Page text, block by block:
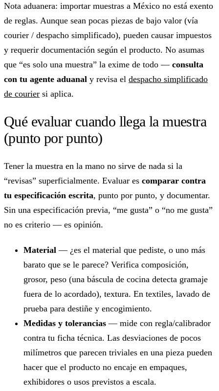
Nota aduanera: importar muestras a México no está exento
de reglas. Aunque sean pocas piezas de bajo valor (vía
courier / despacho simplificado), pueden causar impuestos
y requerir documentación según el producto. No asumas
que “es solo una muestra” la exime de todo — consulta
con tu agente aduanal y revisa el despacho simplificado
de courier si aplica.
Qué evaluar cuando llega la muestra
(punto por punto)
Tener la muestra en la mano no sirve de nada si la
“revisas” superficialmente. Evaluar es comparar contra
tu especificación escrita, punto por punto, y documentar.
Sin una especificación previa, “me gusta” o “no me gusta”
no es criterio — es opinión.
Material — ¿es el material que pediste, o uno más
barato que se le parece? Verifica composición,
grosor, peso (una báscula de cocina detecta gramaje
fuera de lo acordado), textura. En textiles, lavado de
prueba para destiñe y encogimiento.
Medidas y tolerancias — mide con regla/calibrador
contra tu ficha técnica. Las desviaciones de pocos
milímetros que parecen triviales en una pieza pueden
hacer que el producto no encaje en empaques,
exhibidores o usos previstos a escala.